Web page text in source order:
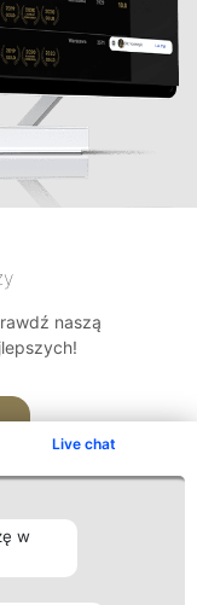
Live chat
w
naszą
Kontakt